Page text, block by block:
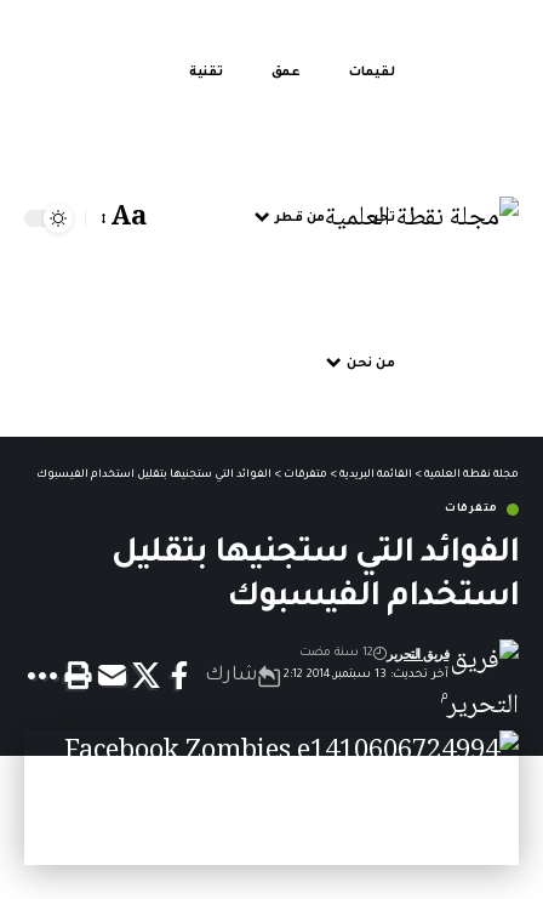
لقيمات عمق تقنية
تحر من قطر
من نحن
Aa
مجلة نقطة العلمية > القائمة البريدية > متفرقات > الفوائد التي ستجنيها بتقليل استخدام الفيسبوك
متفرقات
الفوائد التي ستجنيها بتقليل
استخدام الفيسبوك
آخر تحديث: 13 سبتمبر,2014 2:12
م
فريق التحرير 12 سنة مضت
شارك